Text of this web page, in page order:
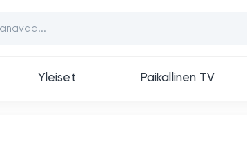
Yleiset Paikallinen TV